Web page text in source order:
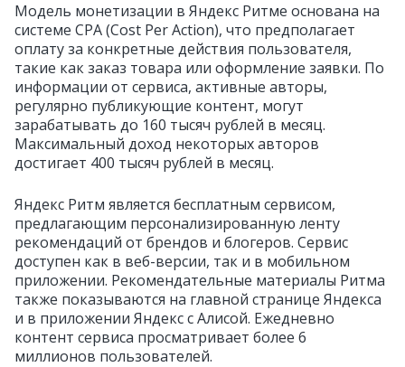
Модель монетизации в Яндекс Ритме основана на
системе CPA (Cost Per Action), что предполагает
оплату за конкретные действия пользователя,
такие как заказ товара или оформление заявки. По
информации от сервиса, активные авторы,
регулярно публикующие контент, могут
зарабатывать до 160 тысяч рублей в месяц.
Максимальный доход некоторых авторов
достигает 400 тысяч рублей в месяц.
Яндекс Ритм является бесплатным сервисом,
предлагающим персонализированную ленту
рекомендаций от брендов и блогеров. Сервис
доступен как в веб-версии, так и в мобильном
приложении. Рекомендательные материалы Ритма
также показываются на главной странице Яндекса
и в приложении Яндекс с Алисой. Ежедневно
контент сервиса просматривает более 6
миллионов пользователей.